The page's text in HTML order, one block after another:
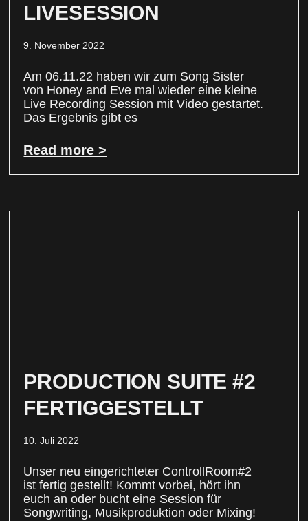
LIVESESSION
9. November 2022
Am 06.11.22 haben wir zum Song Sister
von Honey and Eve mal wieder eine kleine
Live Recording Session mit Video gestartet.
Das Ergebnis gibt es
Read more >
PRODUCTION SUITE #2
FERTIGGESTELLT
10. Juli 2022
Unser neu eingerichteter ControllRoom#2
ist fertig gestellt! Kommt vorbei, hört ihn
euch an oder bucht eine Session für
Songwriting, Musikproduktion oder Mixing!